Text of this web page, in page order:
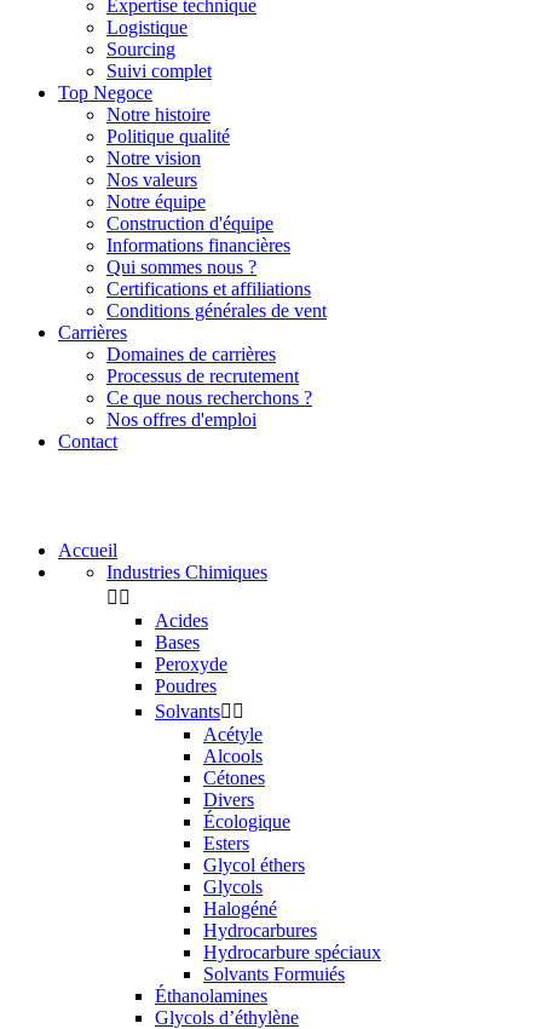
Expertise technique
Logistique
Sourcing
Suivi complet
Top Negoce
Notre histoire
Politique qualité
Notre vision
Nos valeurs
Notre équipe
Construction d'équipe
Informations financières
Qui sommes nous ?
Certifications et affiliations
Conditions générales de vent
Carrières
Domaines de carrières
Processus de recrutement
Ce que nous recherchons ?
Nos offres d'emploi
Contact
Accueil
Industries Chimiques
 
Acides
Bases
Peroxyde
Poudres
Solvants 
Acétyle
Alcools
Cétones
Divers
Écologique
Esters
Glycol éthers
Glycols
Halogéné
Hydrocarbures
Hydrocarbure spéciaux
Solvants Formuiés
Éthanolamines
Glycols d’éthylène